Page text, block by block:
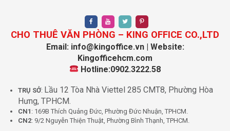
CHO THUÊ VĂN PHÒNG – KING OFFICE CO.,LTD
Email: info@kingoffice.vn | Website:
Kingofficehcm.com
Hotline:0902.3222.58
TRỤ SỞ: Lầu 12 Tòa Nhà Viettel 285 CMT8, Phường Hòa
Hưng, TPHCM.
CN1 : 169B Thích Quảng Đức, Phường Đức Nhuận, TPHCM.
CN2: 9/2 Nguyễn Thiện Thuật, Phường Bình Thạnh, TPHCM.